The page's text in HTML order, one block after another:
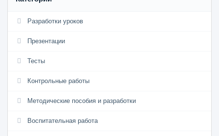
Разработки уроков
Презентации
Тесты
Контрольные работы
Методические пособия и разработки
Воспитательная работа